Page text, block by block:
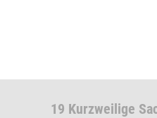
19 Kurzweilige